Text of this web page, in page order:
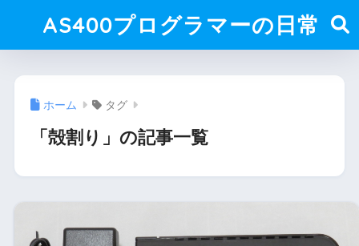
AS400プログラマーの日常
ホーム タグ
「殻割り」の記事一覧